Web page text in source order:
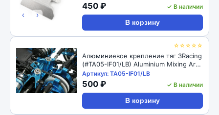
‹ ›
450 ₽ ✓ В наличии
В корзину
☆☆☆☆☆
Алюминиевое крепление тяг 3Racing
(#TA05-IF01/LB) Aluminium Mixing Arm
For TA-05IFS
Артикул: TA05-IF01/LB
500 ₽ ✓ В наличии
В корзину